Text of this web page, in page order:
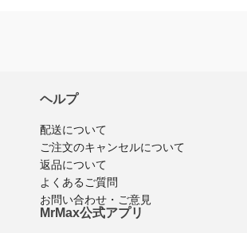
ヘルプ
配送について
ご注文のキャンセルについて
返品について
よくあるご質問
お問い合わせ・ご意見
MrMax公式アプリ